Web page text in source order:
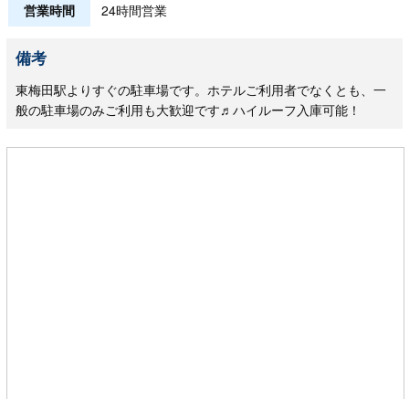
営業時間 24時間営業
備考
東梅田駅よりすぐの駐車場です。ホテルご利用者でなくとも、一
般の駐車場のみご利用も大歓迎です♬ハイルーフ入庫可能！